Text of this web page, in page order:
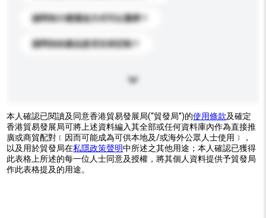
請問有什麼運送方式可以選擇？
請問你的產品是否支持定制？
本人確認已閱讀及同意香港貿易發展局(“貿發局”)的使用條款及確定
香港貿易發展局可將上述資料編入其全部或任何資料庫內作為直接推
廣或商貿配對﹝因而可能成為可供本地及/或海外公眾人士使用﹞，
以及用於貿發局在私隱政策聲明中所述之其他用途；本人確認已獲得
此表格上所述的每一位人士同意及授權，將其個人資料提供予貿發局
作此表格提及的用途。